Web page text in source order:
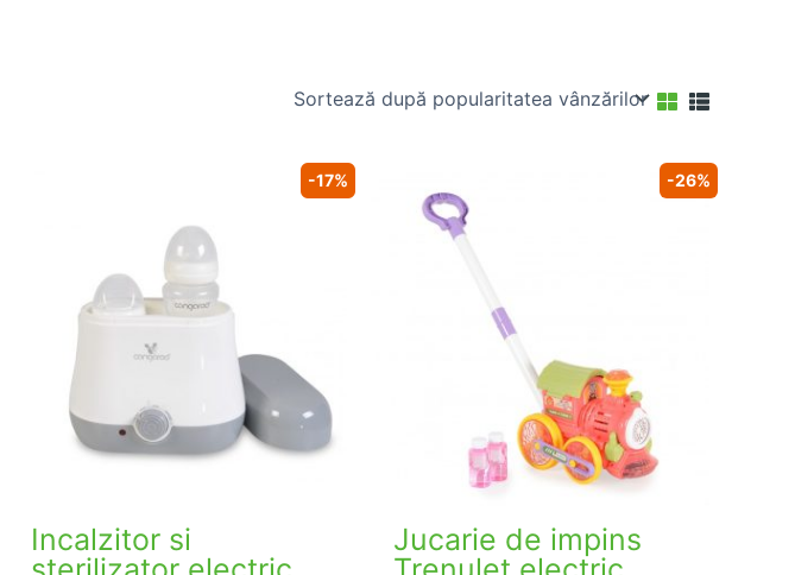
-17%
Incalzitor si
-26%
Jucarie de impins